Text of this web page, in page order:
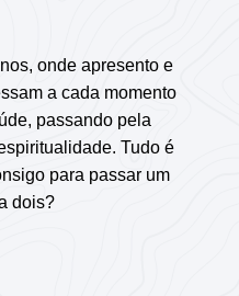
onde apresento e
a cada momento
passando pela
Tudo é
para passar um
dois?